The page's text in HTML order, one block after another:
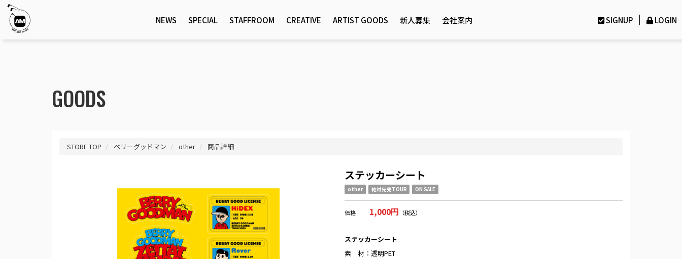
NEWS SPECIAL STAFFROOM CREATIVE ARTIST GOODS 新人募集 会社案内 SIGNUP LOGIN
GOODS
STORE TOP ベリーグッドマン other 商品詳細
ステッカーシート
other 絶対完売TOUR ON SALE
価格 1,000円 （税込）
ステッカーシート
素 材：透明PET